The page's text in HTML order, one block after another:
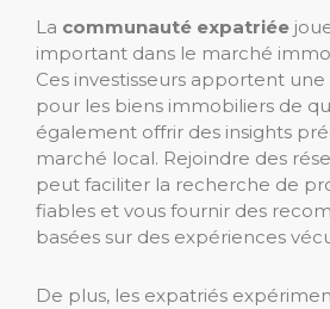
La communauté expatriée
important dans le marché
Ces investisseurs apportent
pour les biens immobiliers de
également offrir des insights
marché local. Rejoindre des
peut faciliter la recherche de
fiables et vous fournir des
basées sur des expériences
De plus, les expatriés